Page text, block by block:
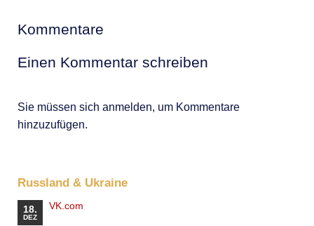
Kommentare
Einen Kommentar schreiben
Sie müssen sich anmelden, um Kommentare
hinzuzufügen.
Russland & Ukraine
18.
DEZ
VK.com